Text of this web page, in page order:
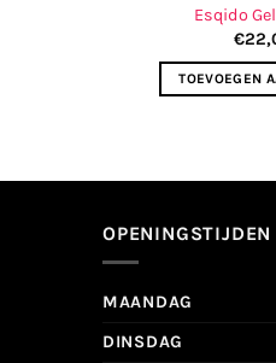
Esqido
€
TOEVOEGEN
OPENINGSTIJDEN
MAANDAG
DINSDAG